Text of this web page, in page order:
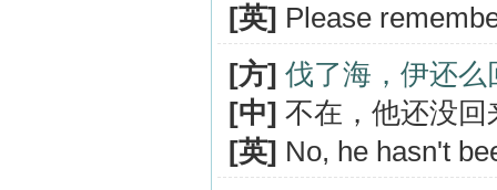
[英] Please
[方] 伐了海，伊还么
[中] 不在，他还没回
[英] No, he hasn't